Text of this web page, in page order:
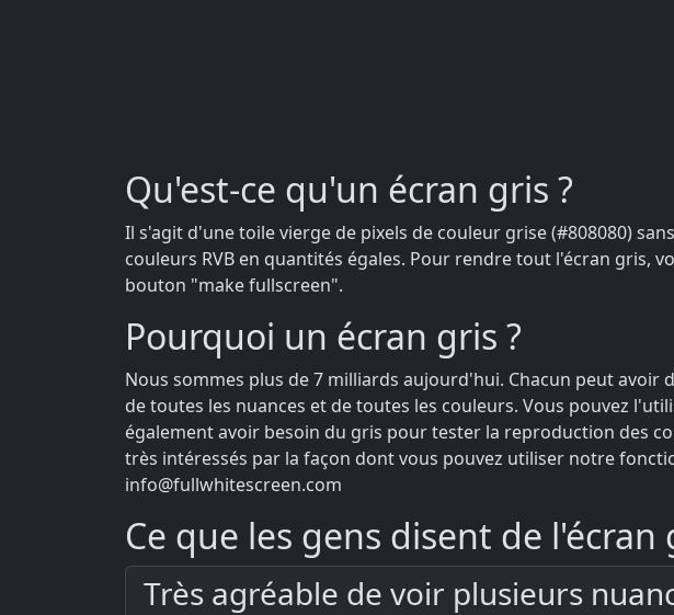
Qu'est-ce qu'un écran gris ?
Il s'agit d'une toile vierge de pixels de couleur grise (#808080)
couleurs RVB en quantités égales. Pour rendre tout l'écran gris,
bouton "make fullscreen".
Pourquoi un écran gris ?
Nous sommes plus de 7 milliards aujourd'hui. Chacun peut
de toutes les nuances et de toutes les couleurs. Vous pouvez
également avoir besoin du gris pour tester la reproduction des
très intéressés par la façon dont vous pouvez utiliser notre
info@fullwhitescreen.com
Ce que les gens disent de l'écran
Très agréable de voir plusieurs